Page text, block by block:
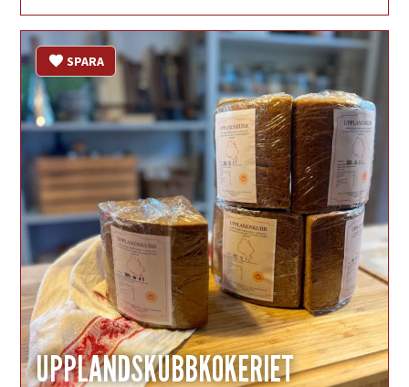
UPPLANDSKUBBKOKERIET
SPARA